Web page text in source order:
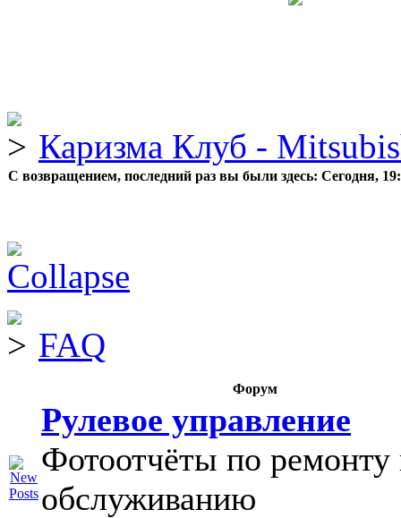
Каризма Клуб -
С возвращением, последний раз вы были здесь: Сегодня,
FAQ
Форум
Рулевое управление
Фотоотчёты по ремонту
обслуживанию